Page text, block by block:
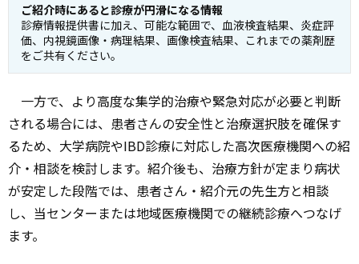
ご紹介時にあると診療が円滑になる情報
診療情報提供書に加え、可能な範囲で、血液検査結果、炎症評
価、内視鏡画像・病理結果、画像検査結果、これまでの薬剤歴
をご共有ください。
一方で、より高度な集学的治療や緊急対応が必要と判断
される場合には、患者さんの安全性と治療選択肢を確保す
るため、大学病院やIBD診療に対応した高次医療機関への紹
介・相談を検討します。紹介後も、治療方針が定まり病状
が安定した段階では、患者さん・紹介元の先生方と相談
し、当センターまたは地域医療機関での継続診療へつなげ
ます。